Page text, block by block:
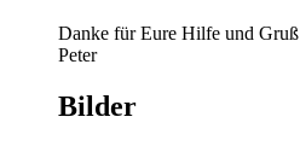
Danke für Eure Hilfe und Gruß
Peter
Bilder